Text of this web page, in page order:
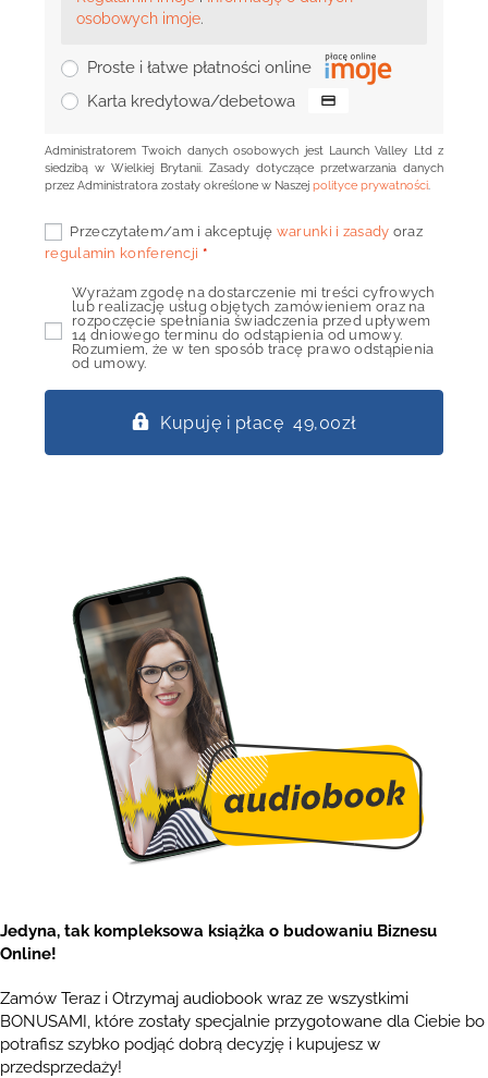
osobowych imoje.
Proste i łatwe płatności online
Karta kredytowa/debetowa
Administratorem Twoich danych osobowych jest Launch Valley Ltd z
siedzibą w Wielkiej Brytanii. Zasady dotyczące przetwarzania danych
przez Administratora zostały określone w Naszej polityce prywatności
Przeczytałem/am i akceptuję warunki i zasady oraz
regulamin konferencji *
Wyrażam zgodę na dostarczenie mi treści cyfrowych
lub realizację usług objętych zamówieniem oraz na
rozpoczęcie spełniania świadczenia przed upływem
14 dniowego terminu do odstąpienia od umowy.
Rozumiem, że w ten sposób tracę prawo odstąpienia
od umowy.
Kupuję i płacę 49,00zł
Jedyna, tak kompleksowa książka o budowaniu Biznesu
Online!
Zamów Teraz i Otrzymaj audiobook wraz ze wszystkimi
BONUSAMI, które zostały specjalnie przygotowane dla Ciebie bo
potrafisz szybko podjąć dobrą decyzję i kupujesz w
przedsprzedaży!